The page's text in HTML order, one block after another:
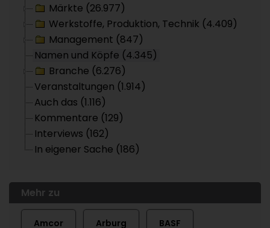
Märkte (26.977)
Werkstoffe, Produktion, Technik (4.409)
Management (847)
Namen und Köpfe (4.345)
Branche (6.276)
Veranstaltungen (1.914)
Auch das (1.116)
Kommentare (129)
Interviews (162)
In eigener Sache (186)
Mehr zu
Amcor Arburg BASF